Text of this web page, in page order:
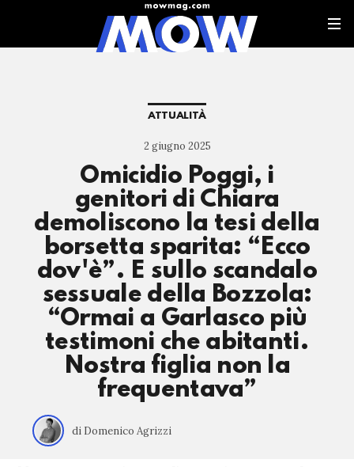
ATTUALITÀ
2 giugno 2025
Omicidio Poggi, i
genitori di Chiara
demoliscono la tesi della
borsetta sparita: “Ecco
dov'è”. E sullo scandalo
sessuale della Bozzola:
“Ormai a Garlasco più
testimoni che abitanti.
Nostra figlia non la
frequentava”
di Domenico Agrizzi